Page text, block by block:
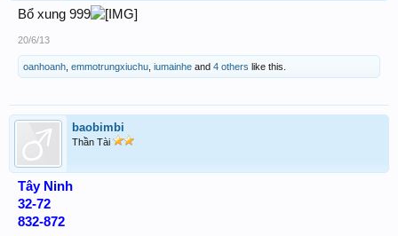
Bổ xung 999
20/6/13
oanhoanh emmotrungxiuchu iumainhe and 4 others like this.
baobimbi
Thần Tài
Tây Ninh
32-72
832-872